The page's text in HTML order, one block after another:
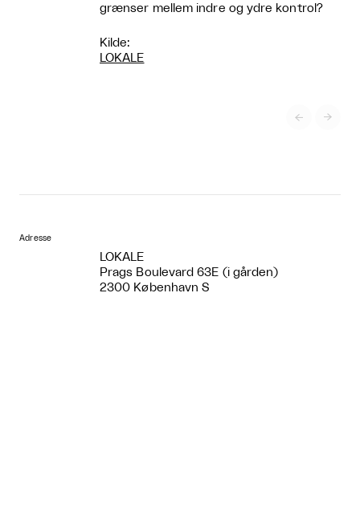
grænser mellem indre og ydre kontrol?
Kilde:
LOKALE
 
Adresse
LOKALE
Prags Boulevard 63E (i gården)
2300 København S